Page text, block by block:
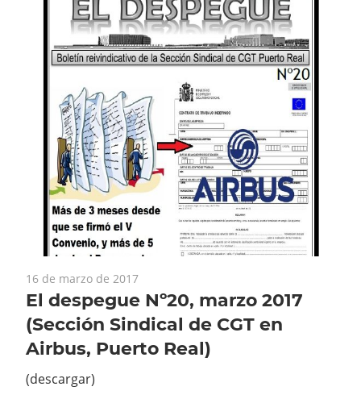
16 de marzo de 2017
El despegue Nº20, marzo 2017
(Sección Sindical de CGT en
Airbus, Puerto Real)
(descargar)